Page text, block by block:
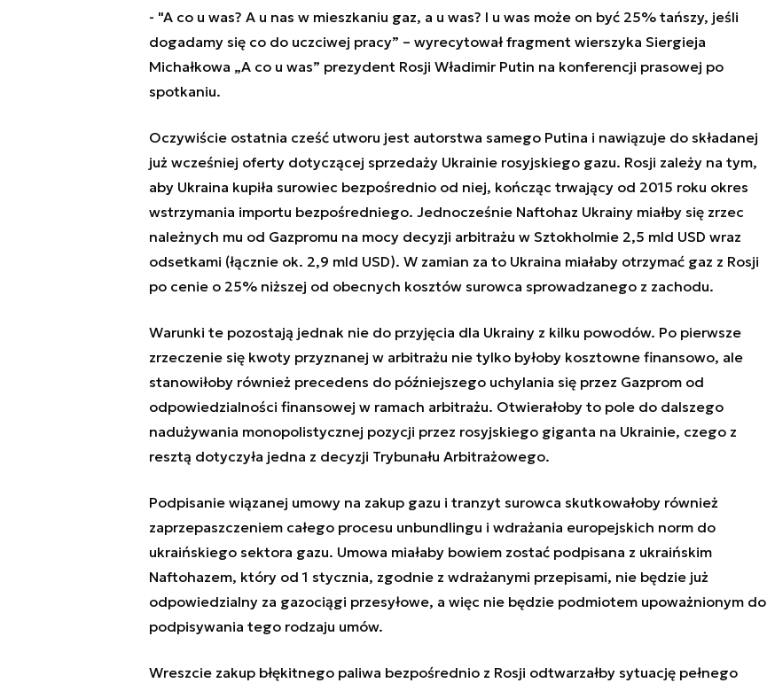
- "A co u was? A u nas w mieszkaniu gaz, a u was? I u was może on być 25% tańszy, jeśli
dogadamy się co do uczciwej pracy” – wyrecytował fragment wierszyka Siergieja
Michałkowa „A co u was” prezydent Rosji Władimir Putin na konferencji prasowej po
spotkaniu.
Oczywiście ostatnia cześć utworu jest autorstwa samego Putina i nawiązuje do składanej
już wcześniej oferty dotyczącej sprzedaży Ukrainie rosyjskiego gazu. Rosji zależy na tym,
aby Ukraina kupiła surowiec bezpośrednio od niej, kończąc trwający od 2015 roku okres
wstrzymania importu bezpośredniego. Jednocześnie Naftohaz Ukrainy miałby się zrzec
należnych mu od Gazpromu na mocy decyzji arbitrażu w Sztokholmie 2,5 mld USD wraz
odsetkami (łącznie ok. 2,9 mld USD). W zamian za to Ukraina miałaby otrzymać gaz z Rosji
po cenie o 25% niższej od obecnych kosztów surowca sprowadzanego z zachodu.
Warunki te pozostają jednak nie do przyjęcia dla Ukrainy z kilku powodów. Po pierwsze
zrzeczenie się kwoty przyznanej w arbitrażu nie tylko byłoby kosztowne finansowo, ale
stanowiłoby również precedens do późniejszego uchylania się przez Gazprom od
odpowiedzialności finansowej w ramach arbitrażu. Otwierałoby to pole do dalszego
nadużywania monopolistycznej pozycji przez rosyjskiego giganta na Ukrainie, czego z
resztą dotyczyła jedna z decyzji Trybunału Arbitrażowego.
Podpisanie wiązanej umowy na zakup gazu i tranzyt surowca skutkowałoby również
zaprzepaszczeniem całego procesu unbundlingu i wdrażania europejskich norm do
ukraińskiego sektora gazu. Umowa miałaby bowiem zostać podpisana z ukraińskim
Naftohazem, który od 1 stycznia, zgodnie z wdrażanymi przepisami, nie będzie już
odpowiedzialny za gazociągi przesyłowe, a więc nie będzie podmiotem upoważnionym do
podpisywania tego rodzaju umów.
Wreszcie zakup błękitnego paliwa bezpośrednio z Rosji odtwarzałby sytuację pełnego